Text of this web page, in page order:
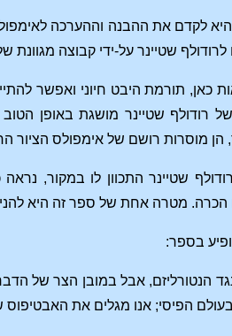
לקדם את ההבנה וההערכה
שטיינר על‑ידי קבוצה
תורמת היבט חיוני ואפשר
רודולף שטיינר מושגת באופן
הן מוסרות רושם של אימפולס
שטיינר התכוון לו במקור,
הכרה. מטרה אחת של ספר זה היא
בספר:
הנטורליזם, אבל במובן הצר של
הפיסי; אנו מגלים את